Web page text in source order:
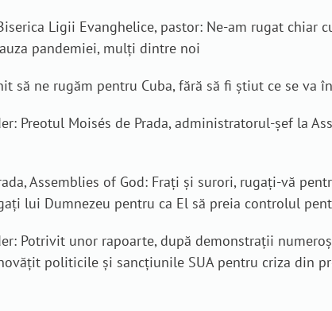
Ligii Evanghelice, pastor: Ne-am rugat
pandemiei, mulți dintre noi
să ne rugăm pentru Cuba, fără să fi știut ce se va
Preotul Moisés de Prada, administratorul-șef la
Assemblies of God: Frați și surori, rugați-vă
lui Dumnezeu pentru ca El să preia controlul
Potrivit unor rapoarte, după demonstrații
politicile și sancțiunile SUA pentru criza din